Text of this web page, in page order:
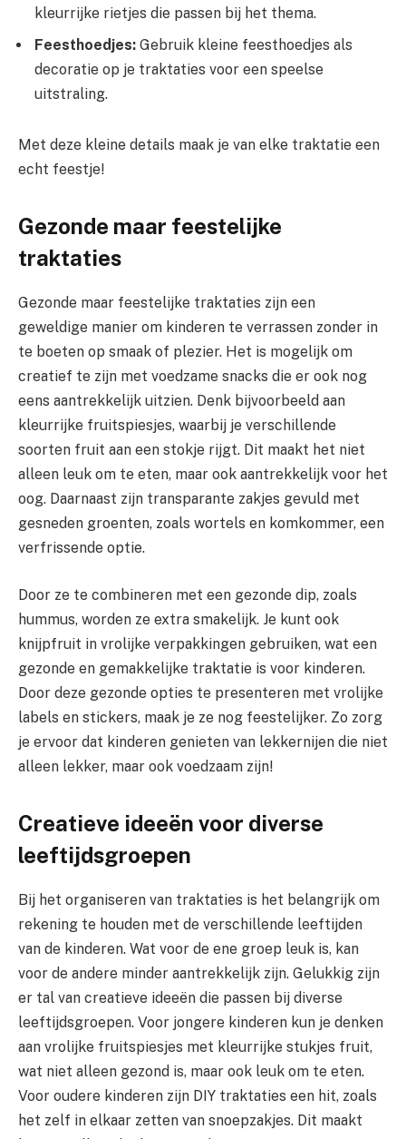
kleurrijke rietjes die passen bij het thema.
Feesthoedjes: Gebruik kleine feesthoedjes als
decoratie op je traktaties voor een speelse
uitstraling.
Met deze kleine details maak je van elke traktatie een
echt feestje!
Gezonde maar feestelijke
traktaties
Gezonde maar feestelijke traktaties zijn een
geweldige manier om kinderen te verrassen zonder in
te boeten op smaak of plezier. Het is mogelijk om
creatief te zijn met voedzame snacks die er ook nog
eens aantrekkelijk uitzien. Denk bijvoorbeeld aan
kleurrijke fruitspiesjes, waarbij je verschillende
soorten fruit aan een stokje rijgt. Dit maakt het niet
alleen leuk om te eten, maar ook aantrekkelijk voor het
oog. Daarnaast zijn transparante zakjes gevuld met
gesneden groenten, zoals wortels en komkommer, een
verfrissende optie.
Door ze te combineren met een gezonde dip, zoals
hummus, worden ze extra smakelijk. Je kunt ook
knijpfruit in vrolijke verpakkingen gebruiken, wat een
gezonde en gemakkelijke traktatie is voor kinderen.
Door deze gezonde opties te presenteren met vrolijke
labels en stickers, maak je ze nog feestelijker. Zo zorg
je ervoor dat kinderen genieten van lekkernijen die niet
alleen lekker, maar ook voedzaam zijn!
Creatieve ideeën voor diverse
leeftijdsgroepen
Bij het organiseren van traktaties is het belangrijk om
rekening te houden met de verschillende leeftijden
van de kinderen. Wat voor de ene groep leuk is, kan
voor de andere minder aantrekkelijk zijn. Gelukkig zijn
er tal van creatieve ideeën die passen bij diverse
leeftijdsgroepen. Voor jongere kinderen kun je denken
aan vrolijke fruitspiesjes met kleurrijke stukjes fruit,
wat niet alleen gezond is, maar ook leuk om te eten.
Voor oudere kinderen zijn DIY traktaties een hit, zoals
het zelf in elkaar zetten van snoepzakjes. Dit maakt